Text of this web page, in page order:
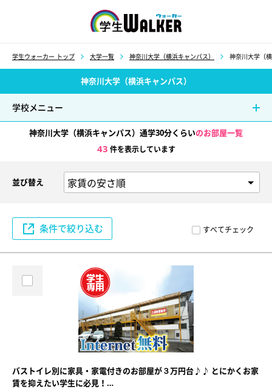
学生ウォーカー トップ 大学一覧 神奈川大学（横浜キャンパス） 神奈川大学（
神奈川大学（横浜キャンパス）
学校メニュー
神奈川大学（横浜キャンパス）通学30分くらいのお部屋一覧
43 件を表示しています
すべてチェック
並び替え
条件で絞り込む
バストイレ別に家具・家電付きのお部屋が３万円台♪♪ とにかくお家
賃を抑えたい学生に必見！…